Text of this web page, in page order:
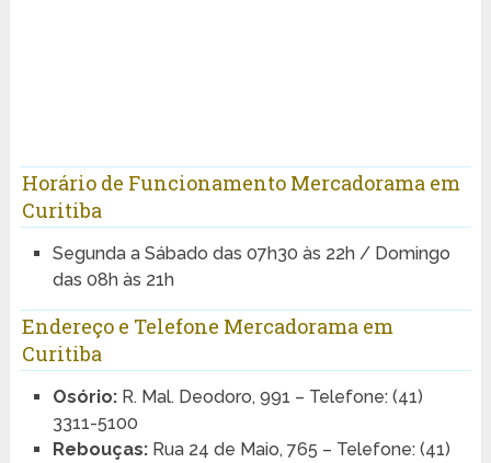
Horário de Funcionamento Mercadorama em
Curitiba
Segunda a Sábado das 07h30 às 22h / Domingo
das 08h às 21h
Endereço e Telefone Mercadorama em
Curitiba
Osório:R. Mal. Deodoro, 991 – Telefone: (41)
3311-5100
Rebouças: Rua 24 de Maio, 765 – Telefone: (41)